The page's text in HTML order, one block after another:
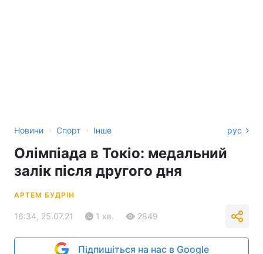
Новини › Спорт › Інше рус
Олімпіада в Токіо: медальний
залік після другого дня
АРТЕМ БУДРІН
16:34, 25.07.21 1 хв. 2849
Підпишіться на нас в Google